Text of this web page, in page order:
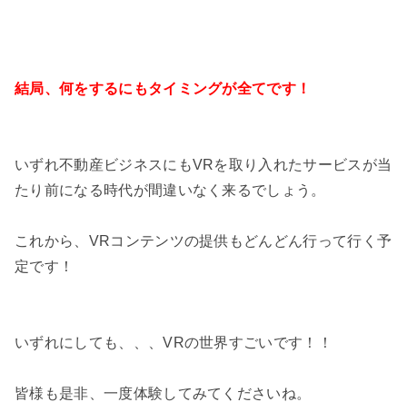
結局、何をするにもタイミングが全てです！
いずれ不動産ビジネスにもVRを取り入れたサービスが当
たり前になる時代が間違いなく来るでしょう。
これから、VRコンテンツの提供もどんどん行って行く予
定です！
いずれにしても、、、VRの世界すごいです！！
皆様も是非、一度体験してみてくださいね。